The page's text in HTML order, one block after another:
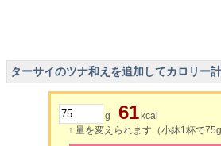
ターサイのツナ和えを追加してカロリー
g 61 kcal
↑ 量を変えられます（小鉢1杯で75g